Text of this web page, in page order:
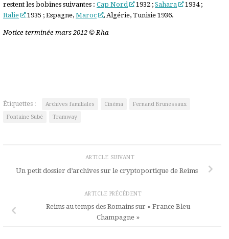
restent les bobines suivantes :Cap Nord 1932 ;Sahara
1934 ;
Italie
1935 ; Espagne,Maroc , Algérie, Tunisie 1936.
Notice terminée mars 2012 © Rha
Étiquettes : Archives familiales Cinéma
Fernand Brunessaux
Fontaine Subé
Tramway
ARTICLE SUIVANT
Un petit dossier d’archives sur le cryptoportique de Reims
ARTICLE PRÉCÉDENT
Reims au temps des Romains sur « France Bleu
Champagne »